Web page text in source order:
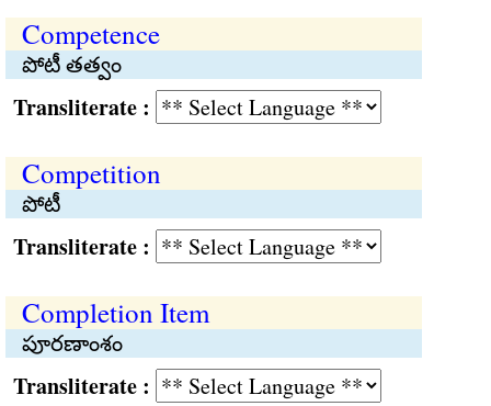
Competence
పోటీ తత్వం
:
Competition
పోటీ
:
Completion Item
పూరణాంశం
: